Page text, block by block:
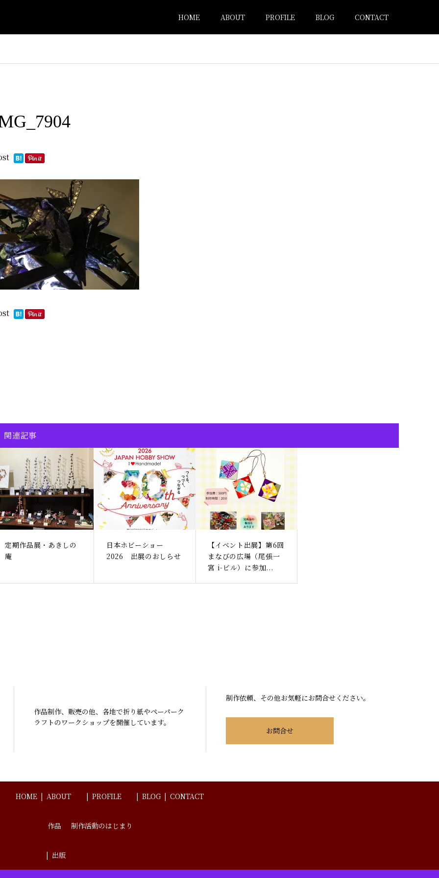
HOME ABOUT PROFILE BLOG CONTACT
関連記事
定期作品展・あきしの
庵
日本ホビーショー
2026 出展のおしらせ
【イベント出展】第6回
まなびの広場（尾張一
宮 i-ビル）に参加...
作品制作、販売の他、各地で折り紙やペーパーク
ラフトのワークショップを開催しています。
制作依頼、その他お気軽にお問合せください。
お問合せ
HOME ABOUT
作品
出版
PROFILE
制作活動のはじまり
BLOG CONTACT